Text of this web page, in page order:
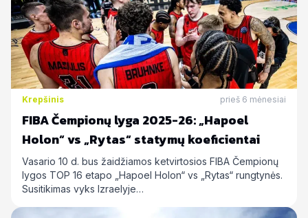
Krepšinis prieš 6 mėnesiai
FIBA Čempionų lyga 2025-26: „Hapoel
Holon“ vs „Rytas“ statymų koeficientai
Vasario 10 d. bus žaidžiamos ketvirtosios FIBA Čempionų
lygos TOP 16 etapo „Hapoel Holon“ vs „Rytas“ rungtynės.
Susitikimas vyks Izraelyje…